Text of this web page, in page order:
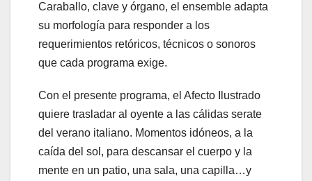
Caraballo, clave y órgano, el ensemble adapta
su morfología para responder a los
requerimientos retóricos, técnicos o sonoros
que cada programa exige.
Con el presente programa, el Afecto Ilustrado
quiere trasladar al oyente a las cálidas serate
del verano italiano. Momentos idóneos, a la
caída del sol, para descansar el cuerpo y la
mente en un patio, una sala, una capilla…y